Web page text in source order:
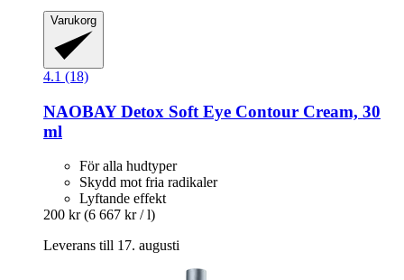
Varukorg
4.1 (18)
NAOBAYDetox Soft Eye Contour Cream, 30
ml
För alla hudtyper
Skydd mot fria radikaler
Lyftande effekt
200 kr (6 667 kr / l)
Leverans till 17. augusti